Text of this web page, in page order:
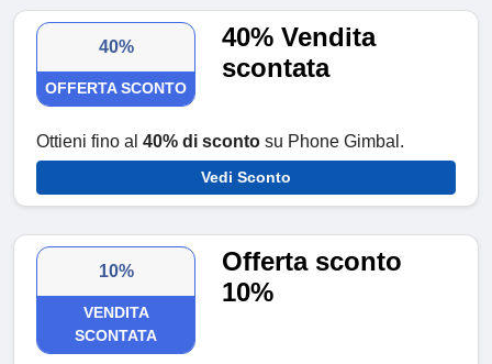
40%
OFFERTA SCONTO
40% Vendita
scontata
Ottieni fino al 40% di sconto su Phone Gimbal.
Vedi Sconto
10%
VENDITA
SCONTATA
Offerta sconto
10%